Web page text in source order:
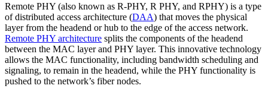
Remote PHY (also known as R-PHY, R PHY, and RPHY) is a type
of distributed access architecture (DAA) that moves the physical
layer from the headend or hub to the edge of the access network.
Remote PHY architecture splits the components of the headend
between the MAC layer and PHY layer. This innovative technology
allows the MAC functionality, including bandwidth scheduling and
signaling, to remain in the headend, while the PHY functionality is
pushed to the network’s fiber nodes.